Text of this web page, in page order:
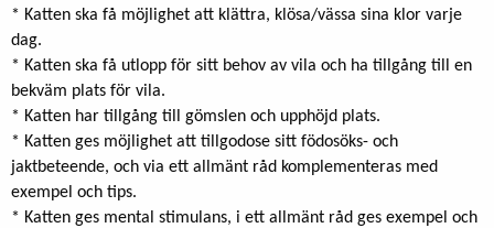
* Katten ska få möjlighet att klättra, klösa/vässa sina klor varje
dag.
* Katten ska få utlopp för sitt behov av vila och ha tillgång till en
bekväm plats för vila.
* Katten har tillgång till gömslen och upphöjd plats.
* Katten ges möjlighet att tillgodose sitt födosöks- och
jaktbeteende, och via ett allmänt råd komplementeras med
exempel och tips.
* Katten ges mental stimulans, i ett allmänt råd ges exempel och